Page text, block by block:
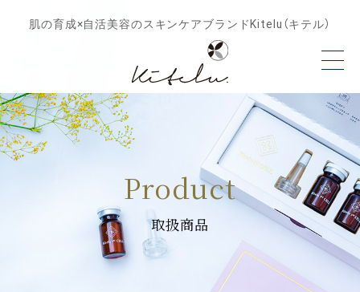
肌の育成×自活美容のスキンケアブランドKitelu（キテル）
Product
取扱商品